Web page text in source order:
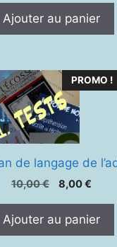
était :
est :
Ajouter au panier
PROMO !
de langage de
10,00€
Le
était :
8,00€
est :
Ajouter au panier